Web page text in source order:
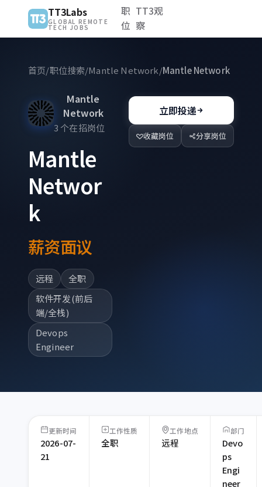
TT3Labs
GLOBAL REMOTE
TECH JOBS
职
位
TT3观
察
首页/职位搜索/Mantle Network/Mantle Network
Mantle
Network
3 个在招岗位
Mantle
Networ
k
薪资面议
远程
全职
软件开发(前后
端/全栈)
Devops
Engineer
立即投递
收藏岗位 分享岗位
更新时间
2026-07-
21
工作性质
全职
工作地点
远程
部门
Devo
ps
Engi
neer